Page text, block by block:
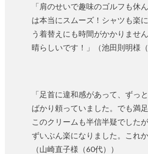
「肩のせいで趣味のゴルフも休
は本当にスムーズ！シャツも楽
う着替えにも時間がかかりませ
晴らしいです！」（池田則明様（
「足首に違和感があって、ずっ
ばかり頼っていました。でも満
このクリームも半信半疑でした
ずいぶん楽になりました。これ
（山崎直子様（60代））